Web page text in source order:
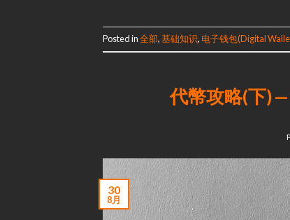
Posted in全部,基础知识, 电子钱包(Digital
代幣攻略(下)
30
8月